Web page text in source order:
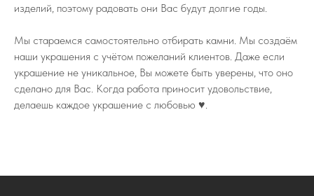
изделий, поэтому радовать они Вас будут долгие годы.
Мы стараемся самостоятельно отбирать камни. Мы создаём
наши украшения с учётом пожеланий клиентов. Даже если
украшение не уникальное, Вы можете быть уверены, что оно
сделано для Вас. Когда работа приносит удовольствие,
делаешь каждое украшение с любовью ♥️.